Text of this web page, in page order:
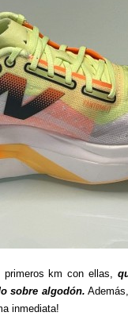
km con ellas,
sobre algodón.
inmediata!